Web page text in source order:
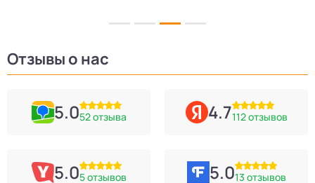
Отзывы о нас
5.052 отзыва 4.7112 отзывов
5.05 отзывов 5.013 отзывов